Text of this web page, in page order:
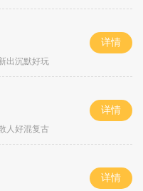
出沉默好玩
详情
人好混复古
详情
详情